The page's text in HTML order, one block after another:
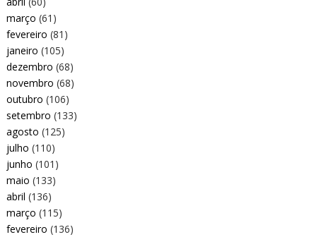
março (61)
fevereiro (81)
janeiro (105)
dezembro (68)
novembro (68)
outubro (106)
setembro (133)
agosto (125)
julho (110)
junho (101)
maio (133)
abril (136)
março (115)
fevereiro (136)